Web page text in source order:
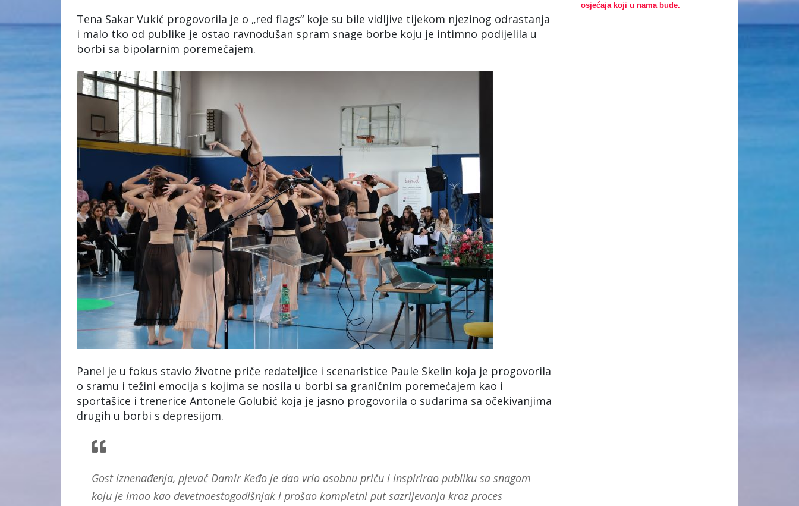
Tena Sakar Vukić progovorila je o „red flags“ koje su bile vidljive tijekom njezinog odrastanja
i malo tko od publike je ostao ravnodušan spram snage borbe koju je intimno podijelila u
borbi sa bipolarnim poremečajem.
Panel je u fokus stavio životne priče redateljice i scenaristice Paule Skelin koja je progovorila
o sramu i težini emocija s kojima se nosila u borbi sa graničnim poremećajem kao i
sportašice i trenerice Antonele Golubić koja je jasno progovorila o sudarima sa očekivanjima
drugih u borbi s depresijom.
Gost iznenađenja, pjevač Damir Keđo je dao vrlo osobnu priču i inspirirao publiku sa snagom
koju je imao kao devetnaestogodišnjak i prošao kompletni put sazrijevanja kroz proces
osjećaja koji u nama bude.